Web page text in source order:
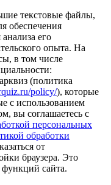
текстовые файлы,
обеспечения
его
опыта. На
в том числе
(политика
policy/), которые
с использованием
вы соглашаетесь с
персональных
обработки
от
браузера. Это
сайта.